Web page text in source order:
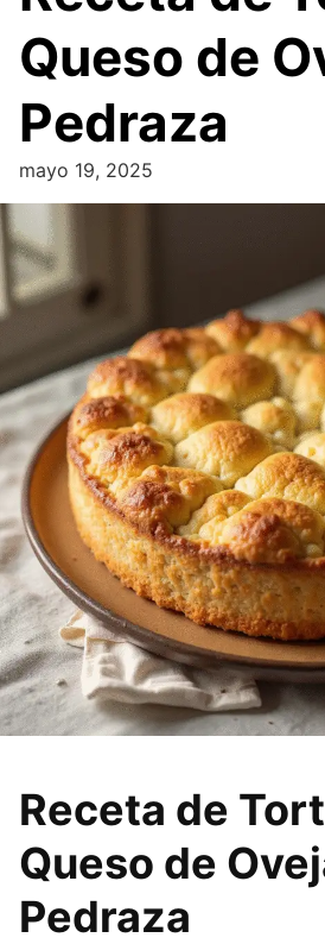
Queso de
Pedraza
mayo 19, 2025
Receta de
Queso de
Pedraza